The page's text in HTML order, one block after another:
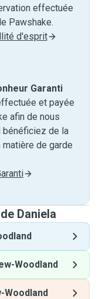
effectuée
Pawshake.
d'esprit
Garanti
et payée
afin de nous
bénéficiez de la
de garde
Daniela
Woodland
Woodland